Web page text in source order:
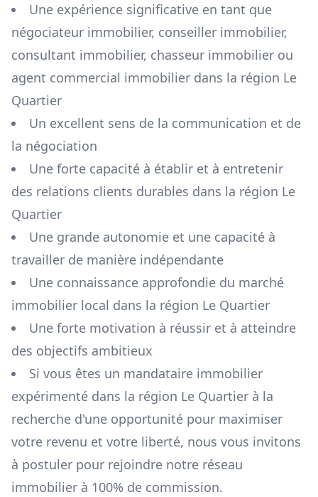
Une expérience significative en tant que
négociateur immobilier, conseiller immobilier,
consultant immobilier, chasseur immobilier ou
agent commercial immobilier dans la région Le
Quartier
Un excellent sens de la communication et de
la négociation
Une forte capacité à établir et à entretenir
des relations clients durables dans la région Le
Quartier
Une grande autonomie et une capacité à
travailler de manière indépendante
Une connaissance approfondie du marché
immobilier local dans la région Le Quartier
Une forte motivation à réussir et à atteindre
des objectifs ambitieux
Si vous êtes un mandataire immobilier
expérimenté dans la région Le Quartier à la
recherche d'une opportunité pour maximiser
votre revenu et votre liberté, nous vous invitons
à postuler pour rejoindre notre réseau
immobilier à 100% de commission.